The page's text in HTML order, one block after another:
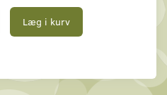
Læg i kurv